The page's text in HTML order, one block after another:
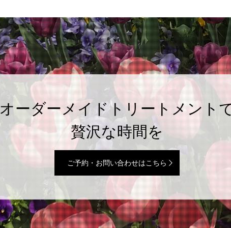
オーダーメイドトリートメント
贅沢な時間を
ご予約・お問い合わせはこちら